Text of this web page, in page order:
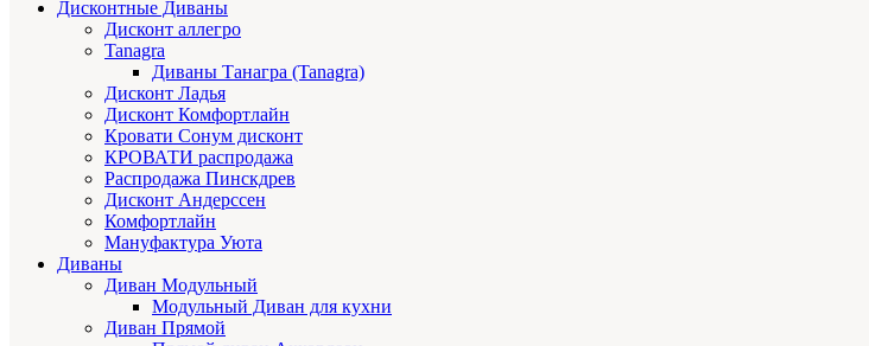
Дисконтные Диваны
Дисконт аллегро
Tanagra
Диваны Танагра (Tanagra)
Дисконт Ладья
Дисконт Комфортлайн
Кровати Сонум дисконт
КРОВАТИ распродажа
Распродажа Пинскдрев
Дисконт Андерссен
Комфортлайн
Мануфактура Уюта
Диваны
Диван Модульный
Модульный Диван для кухни
Диван Прямой